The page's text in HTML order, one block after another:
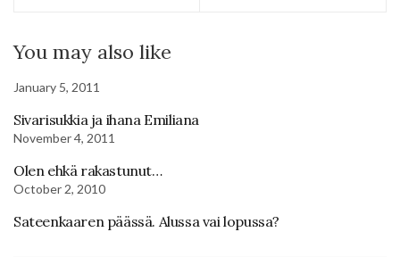
You may also like
January 5, 2011
Sivarisukkia ja ihana Emiliana
November 4, 2011
Olen ehkä rakastunut…
October 2, 2010
Sateenkaaren päässä. Alussa vai lopussa?